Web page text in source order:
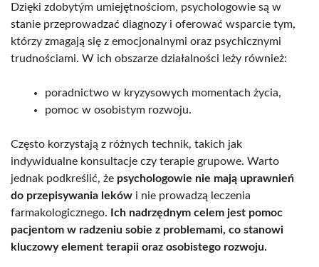
Dzięki zdobytým umiejętnościom, psychologowie są w
stanie przeprowadzać diagnozy i oferować wsparcie tym,
którzy zmagają się z emocjonalnymi oraz psychicznymi
trudnościami. W ich obszarze działalności leży również:
poradnictwo w kryzysowych momentach życia,
pomoc w osobistym rozwoju.
Często korzystają z różnych technik, takich jak
indywidualne konsultacje czy terapie grupowe. Warto
jednak podkreślić, że psychologowie nie mają uprawnień
do przepisywania leków i nie prowadzą leczenia
farmakologicznego.
Ich nadrzędnym celem jest pomoc
pacjentom w radzeniu sobie z problemami, co stanowi
kluczowy element terapii oraz osobistego rozwoju.